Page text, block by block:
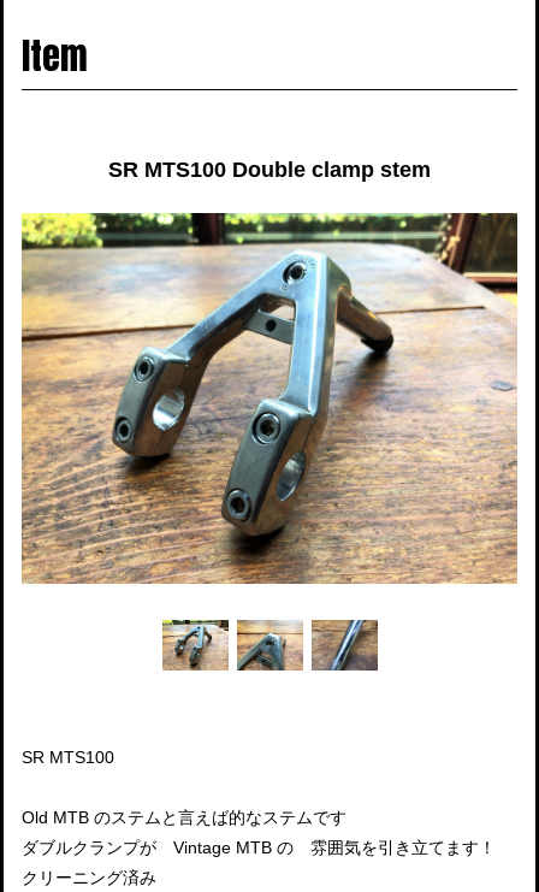
Item
SR MTS100 Double clamp stem
SR MTS100
Old MTB のステムと言えば的なステムです
ダブルクランプが Vintage MTB の 雰囲気を引き立てます！
クリーニング済み